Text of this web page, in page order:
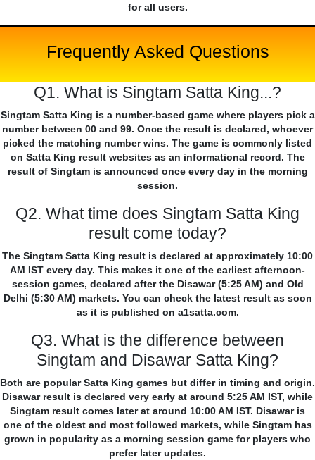
for all users.
Frequently Asked Questions
Q1. What is Singtam Satta King...?
Singtam Satta King is a number-based game where players pick a
number between 00 and 99. Once the result is declared, whoever
picked the matching number wins. The game is commonly listed
on Satta King result websites as an informational record. The
result of Singtam is announced once every day in the morning
session.
Q2. What time does Singtam Satta King
result come today?
The Singtam Satta King result is declared at approximately 10:00
AM IST every day. This makes it one of the earliest afternoon-
session games, declared after the Disawar (5:25 AM) and Old
Delhi (5:30 AM) markets. You can check the latest result as soon
as it is published on a1satta.com.
Q3. What is the difference between
Singtam and Disawar Satta King?
Both are popular Satta King games but differ in timing and origin.
Disawar result is declared very early at around 5:25 AM IST, while
Singtam result comes later at around 10:00 AM IST. Disawar is
one of the oldest and most followed markets, while Singtam has
grown in popularity as a morning session game for players who
prefer later updates.